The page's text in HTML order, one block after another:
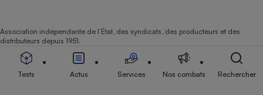
Association indépendante de l’État, des syndicats, des producteurs et des
distributeurs depuis 1951.
Tests Actus Services Nos combats Rechercher